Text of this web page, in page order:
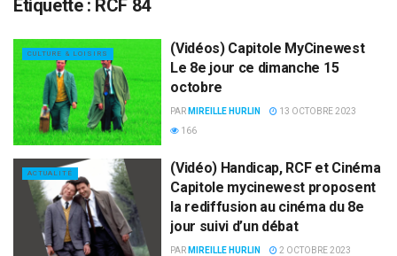
Étiquette : RCF 84
CULTURE & LOISIRS
(Vidéos) Capitole MyCinewest
Le 8e jour ce dimanche 15
octobre
PAR MIREILLE HURLIN
13 OCTOBRE 2023
166
ACTUALITÉ
(Vidéo) Handicap, RCF et Cinéma
Capitole mycinewest proposent
la rediffusion au cinéma du 8e
jour suivi d’un débat
PAR MIREILLE HURLIN 2 OCTOBRE 2023